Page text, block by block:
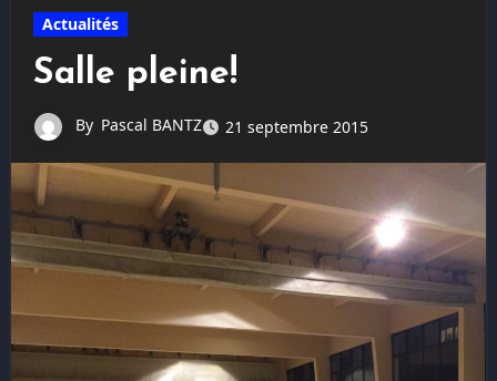
Actualités
Salle pleine!
By Pascal BANTZ 21 septembre 2015